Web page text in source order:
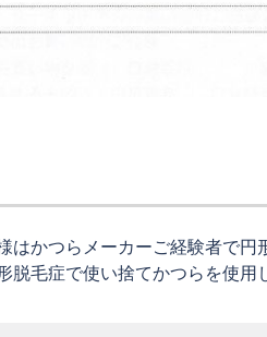
はかつらメーカーご経験者で円
脱毛症で使い捨てかつらを使用